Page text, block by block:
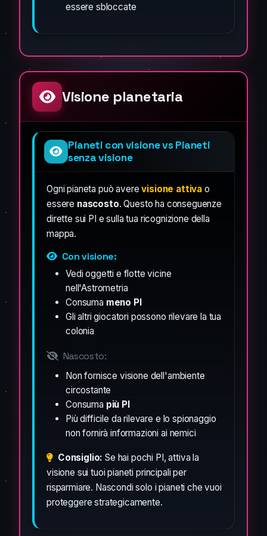
essere sbloccate
Visione planetaria
Pianeti con visione vs Pianeti
senza visione
Ogni pianeta può averevisione attiva o
essere nascosto. Questo ha conseguenze
dirette sui PI e sulla tua ricognizione della
mappa.
Con visione:
Vedi oggetti e flotte vicine
nell'Astrometria
Consuma meno PI
Gli altri giocatori possono rilevare la tua
colonia
Nascosto:
Non fornisce visione dell'ambiente
circostante
Consuma più PI
Più difficile da rilevare e lo spionaggio
non fornirà informazioni ai nemici
Consiglio: Se hai pochi PI, attiva la
visione sui tuoi pianeti principali per
risparmiare. Nascondi solo i pianeti che vuoi
proteggere strategicamente.